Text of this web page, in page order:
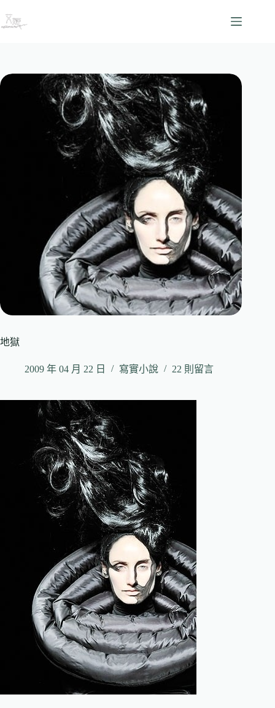
至
容
地獄
2009 年 04 月 22 日 寫實小說 22 則留言